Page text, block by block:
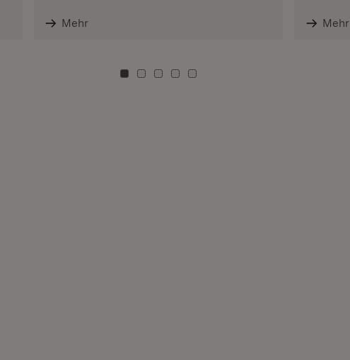
Mehr Mehr
Zu Kachel: 0
Zu Kachel: 3
Zu Kachel: 6
Zu Kachel: 9
Zu Kachel: 12